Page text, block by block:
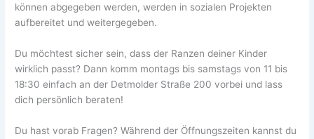
können abgegeben werden, werden in sozialen Projekten
aufbereitet und weitergegeben.
Du möchtest sicher sein, dass der Ranzen deiner Kinder
wirklich passt? Dann komm montags bis samstags von 11 bis
18:30 einfach an der Detmolder Straße 200 vorbei und lass
dich persönlich beraten!
Du hast vorab Fragen? Während der Öffnungszeiten kannst du